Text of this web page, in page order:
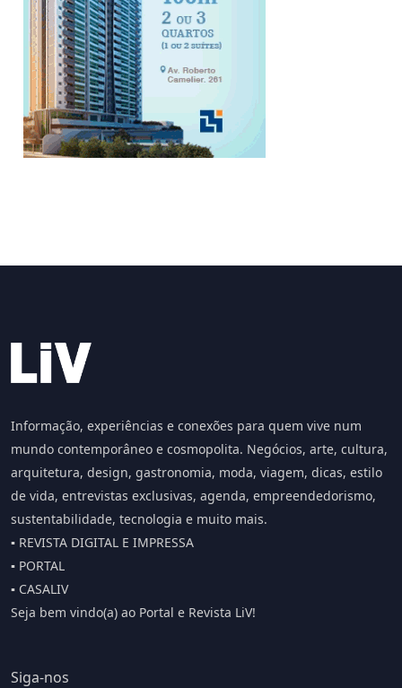
Informação, experiências e conexões para quem vive num
mundo contemporâneo e cosmopolita. Negócios, arte, cultura,
arquitetura, design, gastronomia, moda, viagem, dicas, estilo
de vida, entrevistas exclusivas, agenda, empreendedorismo,
sustentabilidade, tecnologia e muito mais.
▪️ REVISTA DIGITAL E IMPRESSA
▪️ PORTAL
▪️ CASALIV
Seja bem vindo(a) ao Portal e Revista LiV!
Siga-nos